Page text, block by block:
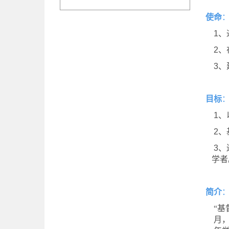
使命
1、
2、
3、
目标
1、
2、
3、
学者
简介
“基
月